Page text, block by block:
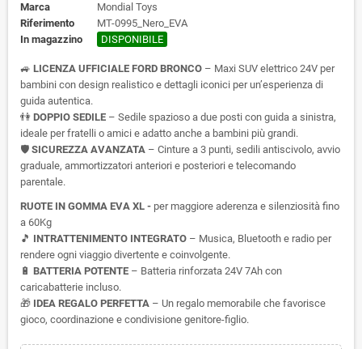
Marca
Mondial Toys
Riferimento
MT-0995_Nero_EVA
In magazzino
DISPONIBILE
🚙 LICENZA UFFICIALE FORD BRONCO – Maxi SUV elettrico 24V per
bambini con design realistico e dettagli iconici per un’esperienza di
guida autentica.
👫 DOPPIO SEDILE – Sedile spazioso a due posti con guida a sinistra,
ideale per fratelli o amici e adatto anche a bambini più grandi.
🛡️ SICUREZZA AVANZATA – Cinture a 3 punti, sedili antiscivolo, avvio
graduale, ammortizzatori anteriori e posteriori e telecomando
parentale.
RUOTE IN GOMMA EVA XL - per maggiore aderenza e silenziosità fino
a 60Kg
🎵 INTRATTENIMENTO INTEGRATO – Musica, Bluetooth e radio per
rendere ogni viaggio divertente e coinvolgente.
🔋 BATTERIA POTENTE – Batteria rinforzata 24V 7Ah con
caricabatterie incluso.
🎁 IDEA REGALO PERFETTA – Un regalo memorabile che favorisce
gioco, coordinazione e condivisione genitore-figlio.